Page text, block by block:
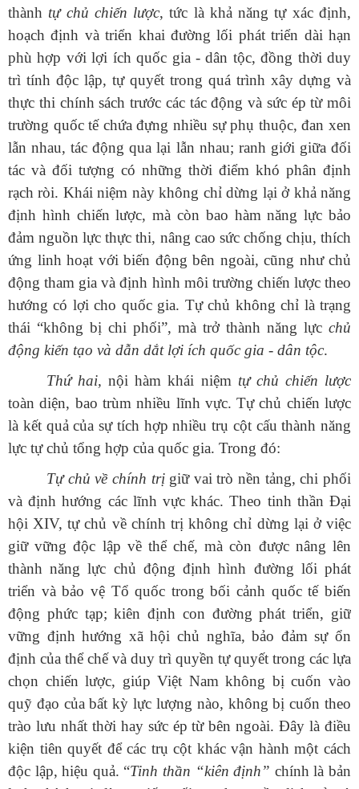
thành tự chủ chiến lược, tức là khả năng tự xác định,
hoạch định và triển khai đường lối phát triển dài hạn
phù hợp với lợi ích quốc gia - dân tộc, đồng thời duy
trì tính độc lập, tự quyết trong quá trình xây dựng và
thực thi chính sách trước các tác động và sức ép từ môi
trường quốc tế chứa đựng nhiều sự phụ thuộc, đan xen
lẫn nhau, tác động qua lại lẫn nhau; ranh giới giữa đối
tác và đối tượng có những thời điểm khó phân định
rạch ròi. Khái niệm này không chỉ dừng lại ở khả năng
định hình chiến lược, mà còn bao hàm năng lực bảo
đảm nguồn lực thực thi, nâng cao sức chống chịu, thích
ứng linh hoạt với biến động bên ngoài, cũng như chủ
động tham gia và định hình môi trường chiến lược theo
hướng có lợi cho quốc gia. Tự chủ không chỉ là trạng
thái “không bị chi phối”, mà trở thành năng lực chủ
động kiến tạo và dẫn dắt lợi ích quốc gia - dân tộc.
Thứ hai,nội hàm khái niệm tự chủ chiến lược
toàn diện, bao trùm nhiều lĩnh vực. Tự chủ chiến lược
là kết quả của sự tích hợp nhiều trụ cột cấu thành năng
lực tự chủ tổng hợp của quốc gia. Trong đó:
Tự chủ về chính trị giữ vai trò nền tảng, chi phối
và định hướng các lĩnh vực khác. Theo tinh thần Đại
hội XIV, tự chủ về chính trị không chỉ dừng lại ở việc
giữ vững độc lập về thể chế, mà còn được nâng lên
thành năng lực chủ động định hình đường lối phát
triển và bảo vệ Tổ quốc trong bối cảnh quốc tế biến
động phức tạp; kiên định con đường phát triển, giữ
vững định hướng xã hội chủ nghĩa, bảo đảm sự ổn
định của thể chế và duy trì quyền tự quyết trong các lựa
chọn chiến lược, giúp Việt Nam không bị cuốn vào
quỹ đạo của bất kỳ lực lượng nào, không bị cuốn theo
trào lưu nhất thời hay sức ép từ bên ngoài. Đây là điều
kiện tiên quyết để các trụ cột khác vận hành một cách
độc lập, hiệu quả. “Tinh thần “kiên định” chính là bản